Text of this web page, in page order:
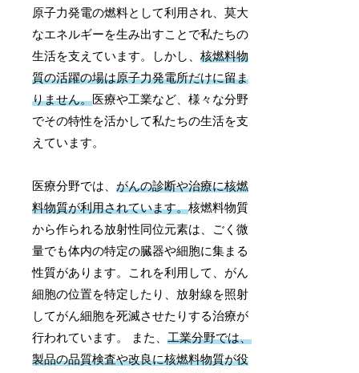
原子力発電の燃料として利用され、莫大
なエネルギーを生み出すことで私たちの
生活を支えています。しかし、核燃料物
質の活躍の場は原子力発電所だけに留ま
りません。医療や工業など、様々な分野
でその特性を活かして私たちの生活を支
えています。
医療分野では、がんの診断や治療に核燃
料物質が利用されています。核燃料物質
から作られる放射性同位元素は、ごく微
量でも体内の特定の臓器や細胞に集まる
性質があります。これを利用して、がん
細胞の位置を特定したり、放射線を照射
してがん細胞を死滅させたりする治療が
行われています。 また、工業分野では、
製品の品質検査や改良に核燃料物質が役